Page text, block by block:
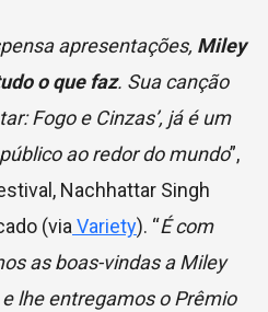
apresentações, Miley
o que faz. Sua canção
Fogo e Cinzas’, já é um
ao redor do mundo”,
Nachhattar Singh
(via Variety). “É com
as boas-vindas a Miley
lhe entregamos o Prêmio